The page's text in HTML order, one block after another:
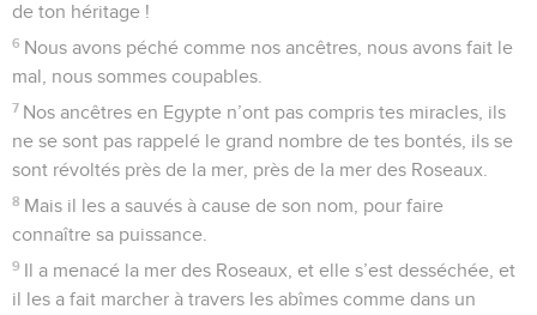
de ton héritage !
6 Nous avons péché comme nos ancêtres, nous avons fait le
mal, nous sommes coupables.
7 Nos ancêtres en Egypte n’ont pas compris tes miracles, ils
ne se sont pas rappelé le grand nombre de tes bontés, ils se
sont révoltés près de la mer, près de la mer des Roseaux.
8 Mais il les a sauvés à cause de son nom, pour faire
connaître sa puissance.
9 Il a menacé la mer des Roseaux, et elle s’est desséchée, et
il les a fait marcher à travers les abîmes comme dans un